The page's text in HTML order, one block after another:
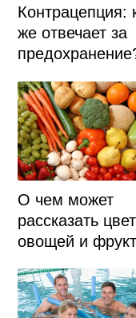
Контрацепция:
же отвечает за
О чем может
рассказать цвет
овощей и